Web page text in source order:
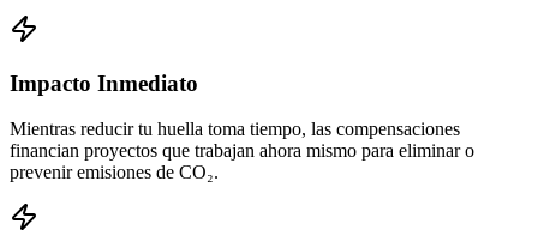
Impacto Inmediato
Mientras reducir tu huella toma tiempo, las compensaciones
financian proyectos que trabajan ahora mismo para eliminar o
prevenir emisiones de CO₂.